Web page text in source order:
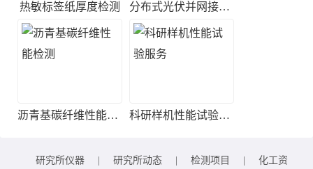
热敏标签纸厚度检测 分布式光伏并网接入测试
沥青基碳纤维性能检测 科研样机性能试验服务
研究所仪器 研究所动态 检测项目 化工资